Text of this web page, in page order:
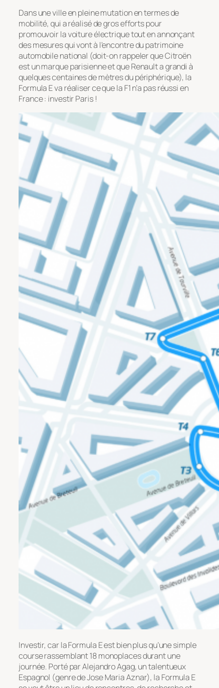
Dans une ville en pleine mutation en termes de
mobilité, qui a réalisé de gros efforts pour
promouvoir la voiture électrique tout en annonçant
des mesures qui vont à l’encontre du patrimoine
automobile national (doit-on rappeler que Citroën
est un marque parisienne et que Renault a grandi à
quelques centaines de mètres du périphérique), la
Formula E va réaliser ce que la F1 n’a pas réussi en
France : investir Paris !
Investir, car la Formula E est bien plus qu’une simple
course rassemblant 18 monoplaces durant une
journée. Porté par Alejandro Agag, un talentueux
Espagnol (genre de Jose Maria Aznar), la Formula E